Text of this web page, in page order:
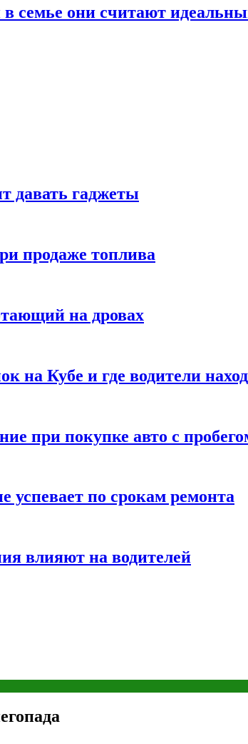
в семье они считают
давать гаджеты
продаже топлива
на дровах
Кубе и где водители
при покупке авто с
успевает по срокам ремонта
влияют на водителей